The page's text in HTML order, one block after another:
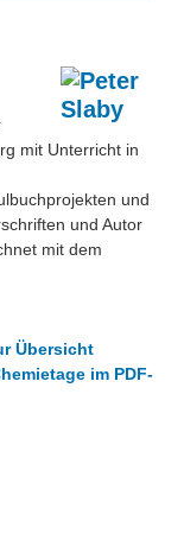
mit Unterricht in
und
und Autor
mit dem
Übersicht
im PDF-